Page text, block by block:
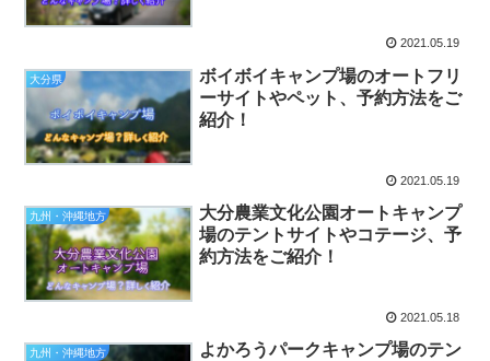
2021.05.19
大分県
ボイボイキャンプ場のオートフリ
ーサイトやペット、予約方法をご
紹介！
2021.05.19
九州・沖縄地方
大分農業文化公園オートキャンプ
場のテントサイトやコテージ、予
約方法をご紹介！
2021.05.18
九州・沖縄地方
よかろうパークキャンプ場のテン